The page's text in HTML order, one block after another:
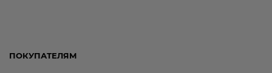
ПОКУПАТЕЛЯМ